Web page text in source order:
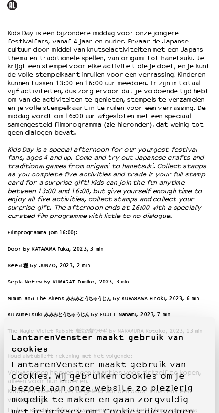
LantarenVenster maakt gebruik van
cookies
LantarenVenster maakt gebruik van
cookies. Wij gebruiken cookies om je
bezoek aan onze website zo plezierig
mogelijk te maken en gaan zorgvuldig
Wat we doen
Werken bij
Wie is wie
Word vriend
Historie
Partners
Huisregels
Privacyverklaring
Integriteits- en gedragscode
Culturele boycot Israël
Ruimte voor artistieke vrijheid – VNPF
Kids Day is een bijzondere middag voor onze jongere
festivalfans, vanaf 4 jaar en ouder. Ervaar de Japanse
cultuur door middel van knutselactiviteiten met een Japans
thema en traditionele spellen, van origami tot hanetsuki. Je
krijgt een stempel voor elke activiteit die je doet, en je kunt
de volle stempelkaart inruilen voor een verrassing! Kinderen
kunnen tussen 13:00 en 16:00 uur meedoen. Er zijn in totaal
vijf activiteiten, dus zorg ervoor dat je voldoende tijd hebt
om van de activiteiten te genieten, stempels te verzamelen
en je volle stempelkaart in te ruilen voor een verrassing. De
middag wordt om 16:00 uur afgesloten met een speciaal
samengesteld filmprogramma (zie hieronder), dat weinig tot
geen dialogen bevat.
Kids Day is a special afternoon for our youngest festival
fans, ages 4 and up. Come and try out Japanese crafts and
traditional games from origami to hanetsuki. Collect stamps
as you complete five activities and trade in your full stamp
card for a surprise gift! Kids can join the fun anytime
between 13:00 and 16:00, but give yourself enough time to
enjoy all five activities, collect stamps and collect your
surprise gift. The afternoon ends at 16:00 with a specially
curated film programme with little to no dialogue.
Filmprogramma (om 16:00):
Door by KATAYAMA Fuka, 2023, 3 min
Seed 種by JUNZO, 2023, 2 min
Sepia Notes by KUMAGAI Fumiko, 2023, 3 min
Mimimi and the Aliens みみみとうちゅうじんby KURASAWA Hiroki, 2023, 6 min
Kitsunetsukiみみみとうちゅうじんby FUJII Nanami, 2023, 7 min
The Magic Violet Rabbit魔法の紫ウサギby NAKAMURA Kotoko, 2023, 13 min
Houd alstublieft rekening met het volgende:
Volwassenen hoeven geen kaartjes voor zichzelf te kopen,
alleen voor hun kinderen.
Kinderen moeten wel begeleid worden door minstens één
volwassene.
Er kan slechts één volwassene per kind het filmprogramma